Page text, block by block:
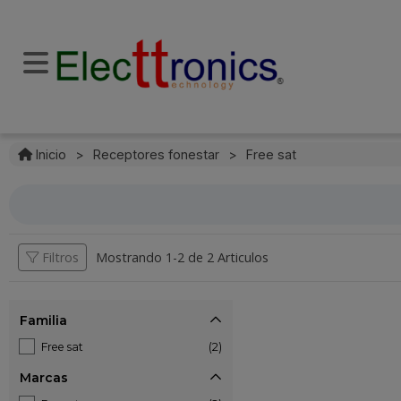
Inicio > Receptores fonestar > Free sat
Filtros Mostrando 1-2 de 2 Articulos
Familia
Free sat (2)
Marcas